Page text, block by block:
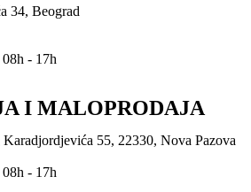
34, Beograd
- 17h
I MALOPRODAJA
55, 22330, Nova Pazova
- 17h